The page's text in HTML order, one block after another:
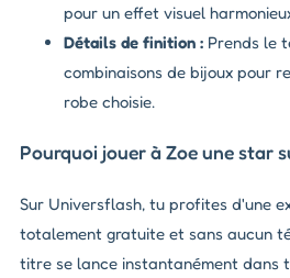
pour un effet visuel
Détails de finition : Prends le
combinaisons de bijoux pour
robe choisie.
Pourquoi jouer à Zoe une star
Sur Universflash, tu profites d'une
totalement gratuite et sans aucun
titre se lance instantanément dans